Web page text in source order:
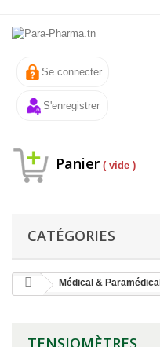
Se connecter
S'enregistrer
Panier ( vide )
CATÉGORIES
Médical & Paramédical
TENSIOMÈTRES